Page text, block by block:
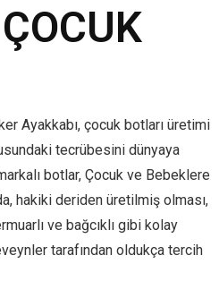
Ayakkabı, çocuk botları üretimi
tecrübesini dünyaya
botlar, Çocuk ve Bebeklere
hakiki deriden üretilmiş olması,
ve bağcıklı gibi kolay
tarafından oldukça tercih